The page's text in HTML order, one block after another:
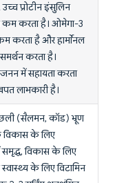
उच्च प्रोटीन इंसुलिन
कम करता है। ओमेगा-3
करता है और हार्मोनल
करता है।
में सहायता करता
लाभकारी है।
(सैलमन, कॉड) भ्रूण
के लिए
विकास के लिए
स्वास्थ्य के लिए विटामिन